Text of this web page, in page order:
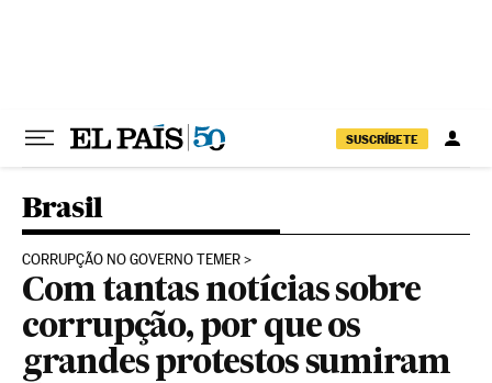
SUSCRÍBETE
Brasil
CORRUPÇÃO NO GOVERNO TEMER
Com tantas notícias sobre
corrupção, por que os
grandes protestos sumiram